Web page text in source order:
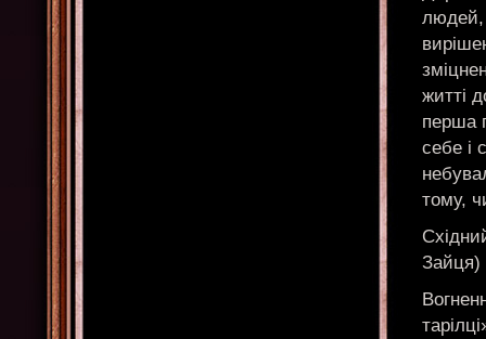
людей,
житті
перша
себе і
тому,
Зайця)